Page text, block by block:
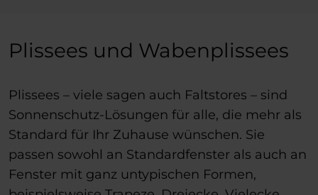
Plissees und Wabenplissees
Plissees – viele sagen auch Faltstores – sind
Sonnenschutz-Lösungen für alle, die mehr als
Standard für Ihr Zuhause wünschen. Sie
passen sowohl an Standardfenster als auch an
Fenster mit ganz untypischen Formen,